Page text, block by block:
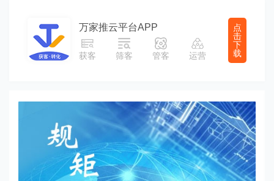
万家推云平台APP
获客 筛客 管客 运营
点
击
下
载